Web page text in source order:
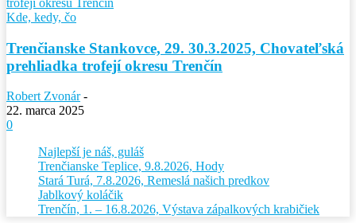
Kde, kedy, čo
Trenčianske Stankovce, 29. 30.3.2025, Chovateľská
prehliadka trofejí okresu Trenčín
Robert Zvonár -
22. marca 2025
0
Najlepší je náš, guláš
Trenčianske Teplice, 9.8.2026, Hody
Stará Turá, 7.8.2026, Remeslá našich predkov
Jablkový koláčik
Trenčín, 1. – 16.8.2026, Výstava zápalkových krabičiek